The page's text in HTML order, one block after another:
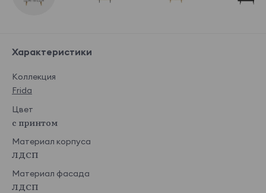
Характеристики
Коллекция
Frida
Цвет
с принтом
Материал корпуса
ЛДСП
Материал фасада
ЛДСП